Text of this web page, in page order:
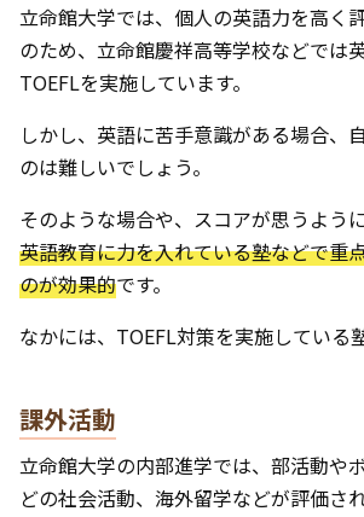
立命館大学では、個人の英語力を高く
のため、立命館慶祥高等学校などでは
TOEFLを実施しています。
しかし、英語に苦手意識がある場合、
のは難しいでしょう。
そのような場合や、スコアが思うよう
英語教育に力を入れている塾などで重
のが効果的です。
なかには、TOEFL対策を実施している
課外活動
立命館大学の内部進学では、部活動や
どの社会活動、海外留学などが評価さ